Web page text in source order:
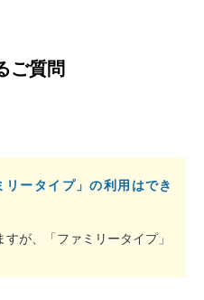
ご質問
ータイプ」の利用はでき
が、「ファミリータイプ」